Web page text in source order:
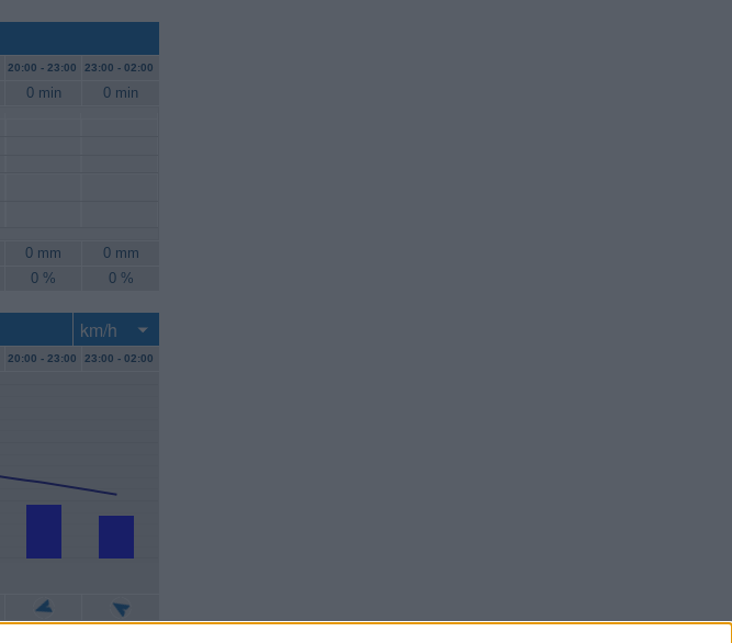
20:00 - 23:00 23:00 - 02:00
0 min 0 min
0 mm
0 mm
0 % 0 %
20:00 - 23:00 23:00 - 02:00